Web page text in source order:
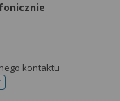
kontaktu
rejestracji